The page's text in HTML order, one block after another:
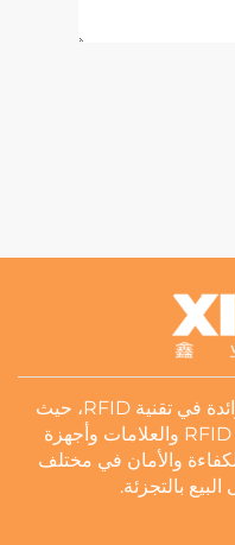
منذ عام 2008، أصبحت XINYE رائدة في تقنية RFID، حيث
تقدم مجموعة شاملة من بطاقات RFID والعلامات وأجهزة
والأمان في مختلف
بالتجزئة.